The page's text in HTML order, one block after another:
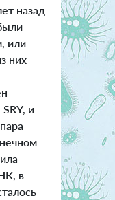
назад
или
них
и
в